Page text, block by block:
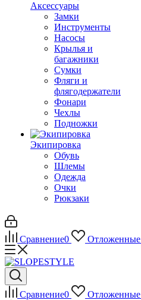
Аксессуары
Замки
Инструменты
Насосы
Крылья и
багажники
Сумки
Фляги и
флягодержатели
Фонари
Чехлы
Подножки
Экипировка
Обувь
Шлемы
Одежда
Очки
Рюкзаки
Сравнение0 Отложенные
Сравнение0 Отложенные